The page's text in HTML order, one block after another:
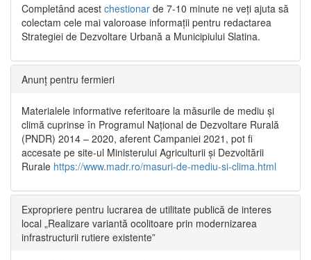
Completând acest chestionar de 7-10 minute ne veți ajuta să
colectam cele mai valoroase informații pentru redactarea
Strategiei de Dezvoltare Urbană a Municipiului Slatina.
Anunț pentru fermieri
Materialele informative referitoare la măsurile de mediu și
climă cuprinse în Programul Național de Dezvoltare Rurală
(PNDR) 2014 – 2020, aferent Campaniei 2021, pot fi
accesate pe site-ul Ministerului Agriculturii și Dezvoltării
Rurale https://www.madr.ro/masuri-de-mediu-si-clima.html
Expropriere pentru lucrarea de utilitate publică de interes
local „Realizare variantă ocolitoare prin modernizarea
infrastructurii rutiere existente”